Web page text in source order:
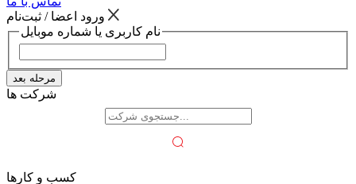
نام کاربری یا شماره موبایل
مرحله بعد
شرکت ها
کسب و کارها